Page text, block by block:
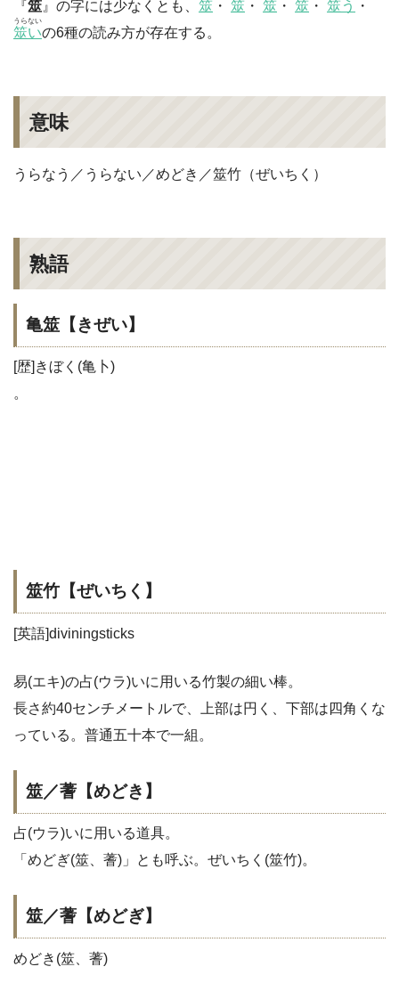
『筮』の字には少なくとも、 筮 ・ 筮 ・ 筮 ・ 筮 ・ 筮う
・
筮い
うらない
の6種の読み方が存在する。
意味
うらなう／うらない／めどき／筮竹（ぜいちく）
熟語
亀筮【きぜい】
[歴]きぼく(亀卜)
。
筮竹【ぜいちく】
[英語]diviningsticks
易(エキ)の占(ウラ)いに用いる竹製の細い棒。
長さ約40センチメートルで、上部は円く、下部は四角くな
っている。普通五十本で一組。
筮／蓍【めどき】
占(ウラ)いに用いる道具。
「めどぎ(筮、蓍)」とも呼ぶ。ぜいちく(筮竹)。
筮／蓍【めどぎ】
めどき(筮、蓍)